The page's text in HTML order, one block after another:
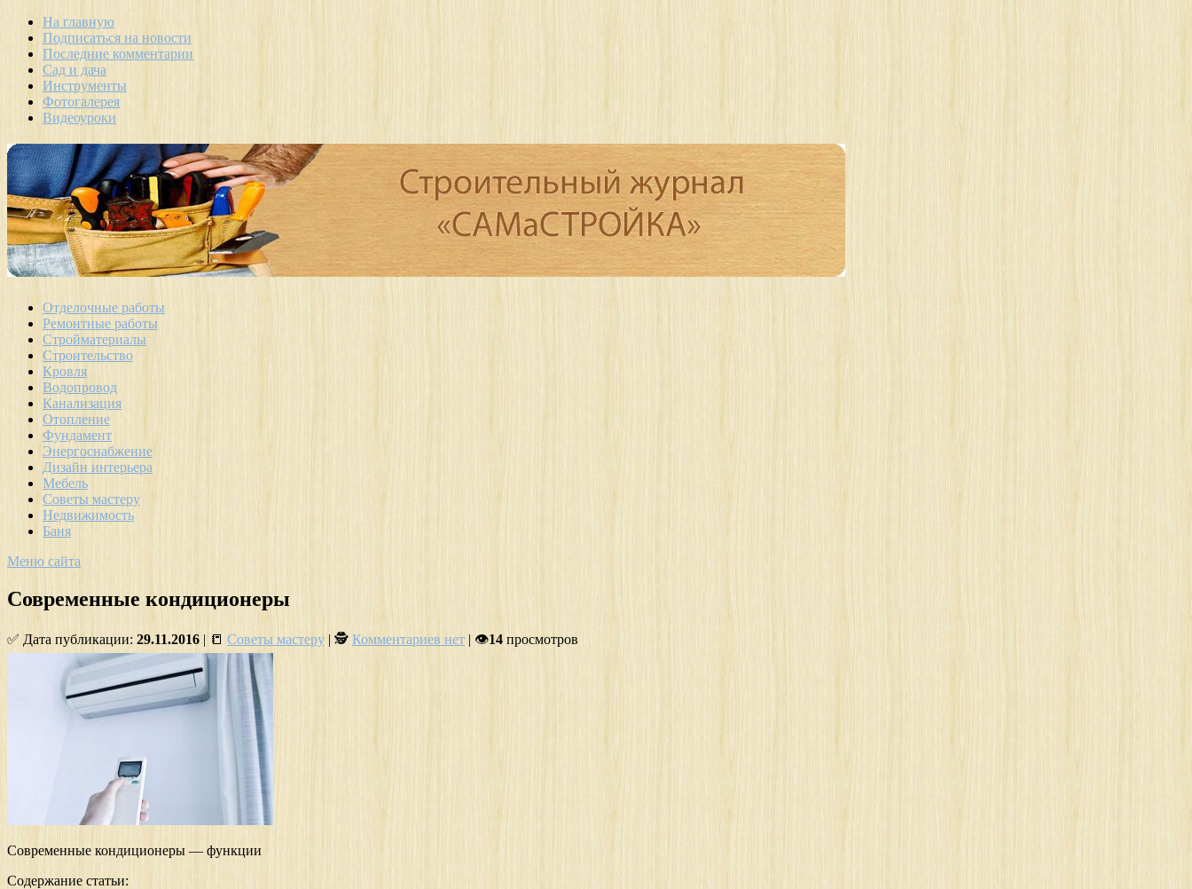
На главную
Подписаться на новости
Последние комментарии
Сад и дача
Инструменты
Фотогалерея
Видеоуроки
Отделочные работы
Ремонтные работы
Стройматериалы
Строительство
Кровля
Водопровод
Канализация
Отопление
Фундамент
Энергоснабжение
Дизайн интерьера
Мебель
Советы мастеру
Недвижимость
Баня
Меню сайта
Современные кондиционеры
✅ Дата публикации: 29.11.2016 | 📒 Советы мастеру | 🕵 Комментариев нет | 👁14 просмотров
Современные кондиционеры — функции
Содержание статьи: